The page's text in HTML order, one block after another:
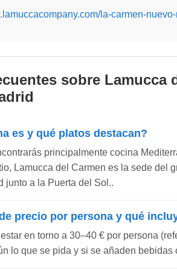
la-carmen-
sobre Lamucca
es y qué platos destacan?
principalmente cocina
Lamucca del Carmen es la sede del
junto a la Puerta del Sol..
precio por persona y qué
en torno a 30–40 € por persona
lo que se pida y si se añaden bebidas